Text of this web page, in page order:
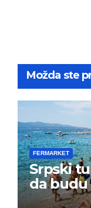
Možda ste
FERMARKET
Srpski
da budu